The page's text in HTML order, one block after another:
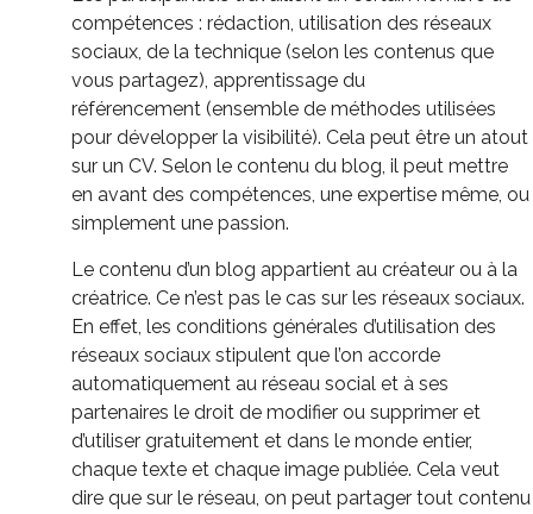
compétences : rédaction, utilisation des réseaux
sociaux, de la technique (selon les contenus que
vous partagez), apprentissage du
référencement (ensemble de méthodes utilisées
pour développer la visibilité). Cela peut être un atout
sur un CV. Selon le contenu du blog, il peut mettre
en avant des compétences, une expertise même, ou
simplement une passion.
Le contenu d’un blog appartient au créateur ou à la
créatrice. Ce n’est pas le cas sur les réseaux sociaux.
En effet, les conditions générales d’utilisation des
réseaux sociaux stipulent que l’on accorde
automatiquement au réseau social et à ses
partenaires le droit de modifier ou supprimer et
d’utiliser gratuitement et dans le monde entier,
chaque texte et chaque image publiée. Cela veut
dire que sur le réseau, on peut partager tout contenu